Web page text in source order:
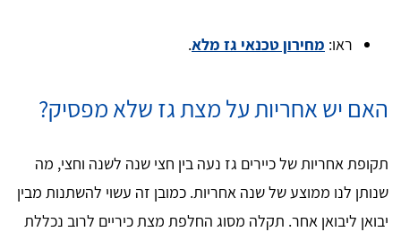
ראו: מחירון טכנאי גז מלא.
האם יש אחריות על מצת גז שלא מפסיק?
תקופת אחריות של כיירים גז נעה בין חצי שנה לשנה וחצי, מה
שנותן לנו ממוצע של שנה אחריות. כמובן זה עשוי להשתנות מבין
יבואן ליבואן אחר. תקלה מסוג החלפת מצת כיריים לרוב נכללת